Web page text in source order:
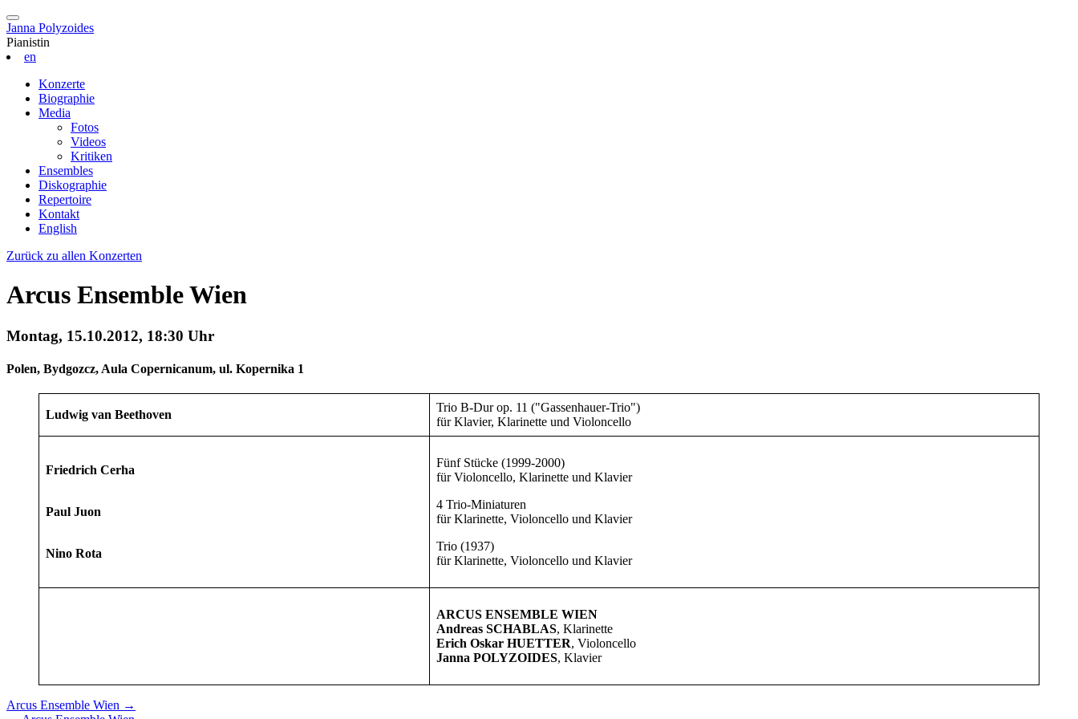
Janna Polyzoides
Pianistin
en
Konzerte
Biographie
Media
Fotos
Videos
Kritiken
Ensembles
Diskographie
Repertoire
Kontakt
English
Zurück zu allen Konzerten
Arcus Ensemble Wien
Montag, 15.10.2012, 18:30 Uhr
Polen, Bydgozcz, Aula Copernicanum, ul. Kopernika 1
Ludwig van Beethoven
Trio B-Dur op. 11 ("Gassenhauer-Trio")
für Klavier, Klarinette und Violoncello
Friedrich Cerha
Paul Juon
Nino Rota
Fünf Stücke (1999-2000)
für Violoncello, Klarinette und Klavier
4 Trio-Miniaturen
für Klarinette, Violoncello und Klavier
Trio (1937)
für Klarinette, Violoncello und Klavier
ARCUS ENSEMBLE WIEN
Andreas SCHABLAS, Klarinette
Erich Oskar HUETTER, Violoncello
Janna POLYZOIDES, Klavier
Nächstes/Vorheriges
Arcus Ensemble Wien →